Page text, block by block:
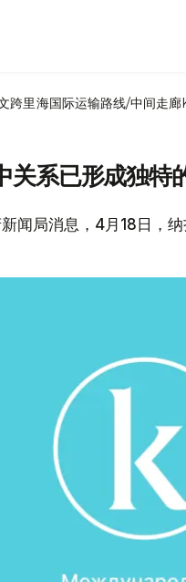
跨里海国际运输路线/中间走廊
关系已形成独特
闻局消息，4月18日，